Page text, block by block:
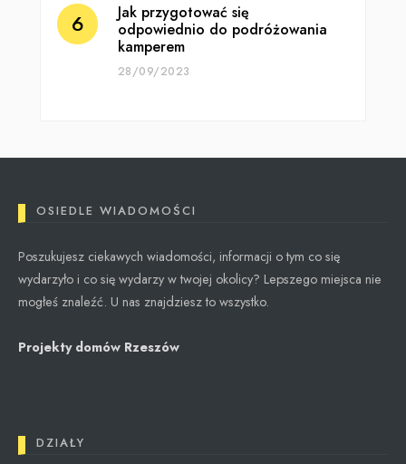
Jak przygotować się
odpowiednio do podróżowania
kamperem
28/09/2023
OSIEDLE WIADOMOŚCI
Poszukujesz ciekawych wiadomości, informacji o tym co się
wydarzyło i co się wydarzy w twojej okolicy? Lepszego miejsca nie
mogłeś znaleźć. U nas znajdziesz to wszystko.
Projekty domów Rzeszów
DZIAŁY